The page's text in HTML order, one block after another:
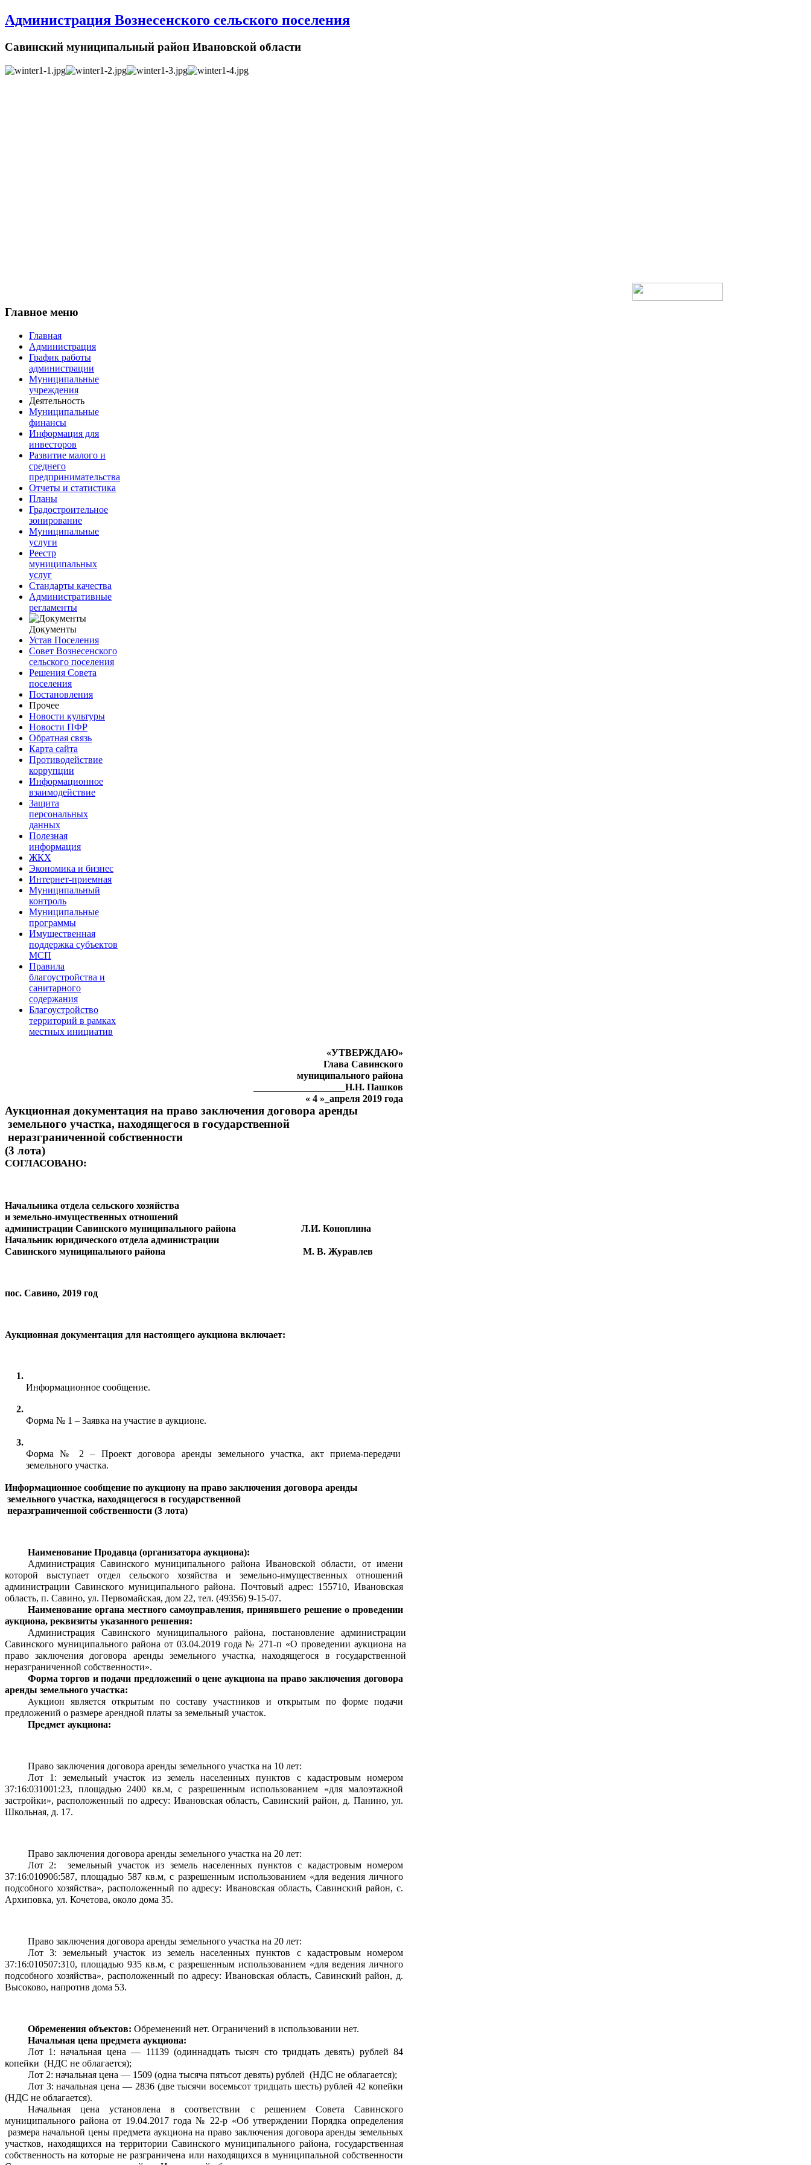
Администрация Вознесенского сельского поселения
Савинский муниципальный район Ивановской области
Главное меню
Главная
Администрация
График работы
администрации
Муниципальные
учреждения
Деятельность
Муниципальные
финансы
Информация для
инвесторов
Развитие малого и
среднего
предпринимательства
Отчеты и статистика
Планы
Градостроительное
зонирование
Муниципальные
услуги
Реестр
муниципальных
услуг
Стандарты качества
Административные
регламенты
Документы
Устав Поселения
Совет Вознесенского
сельского поселения
Решения Совета
поселения
Постановления
Прочее
Новости культуры
Новости ПФР
Обратная связь
Карта сайта
Противодействие
коррупции
Информационное
взаимодействие
Защита
персональных
данных
Полезная
информация
ЖКХ
Экономика и бизнес
Интернет-приемная
Муниципальный
контроль
Муниципальные
программы
Имущественная
поддержка субъектов
МСП
Правила
благоустройства и
санитарного
содержания
Благоустройство
территорий в рамках
местных инициатив
«УТВЕРЖДАЮ»
Глава Савинского
муниципального района
___________________Н.Н. Пашков
« 4 »_апреля 2019 года
Аукционная документация на право заключения договора аренды
земельного участка, находящегося в государственной
неразграниченной собственности
(3 лота)
СОГЛАСОВАНО:
Начальника отдела сельского хозяйства
и земельно-имущественных отношений
администрации Савинского муниципального района                           Л.И. Коноплина
Начальник юридического отдела администрации
Савинского муниципального района                                                         М. В. Журавлев
пос. Савино, 2019 год
Аукционная документация для настоящего аукциона включает:
Информационное сообщение.
Форма № 1 – Заявка на участие в аукционе.
Форма № 2 – Проект договора аренды земельного участка, акт приема-передачи
земельного участка.
Информационное сообщение по аукциону на право заключения договора аренды
земельного участка, находящегося в государственной
неразграниченной собственности (3 лота)
Наименование Продавца (организатора аукциона):
Администрация Савинского муниципального района Ивановской области, от имени
которой выступает отдел сельского хозяйства и земельно-имущественных отношений
администрации Савинского муниципального района. Почтовый адрес: 155710, Ивановская
область, п. Савино, ул. Первомайская, дом 22, тел. (49356) 9-15-07.
Наименование органа местного самоуправления, принявшего решение о проведении
аукциона, реквизиты указанного решения:
Администрация Савинского муниципального района, постановление администрации
Савинского муниципального района от 03.04.2019 года № 271-п «О проведении аукциона на
право заключения договора аренды земельного участка, находящегося в государственной
неразграниченной собственности».
Форма торгов и подачи предложений о цене аукциона на право заключения договора
аренды земельного участка:
Аукцион является открытым по составу участников и открытым по форме подачи
предложений о размере арендной платы за земельный участок.
Предмет аукциона:
Право заключения договора аренды земельного участка на 10 лет:
Лот 1: земельный участок из земель населенных пунктов с кадастровым номером
37:16:031001:23, площадью 2400 кв.м, с разрешенным использованием «для малоэтажной
застройки», расположенный по адресу: Ивановская область, Савинский район, д. Панино, ул.
Школьная, д. 17.
Право заключения договора аренды земельного участка на 20 лет:
Лот 2:  земельный участок из земель населенных пунктов с кадастровым номером
37:16:010906:587, площадью 587 кв.м, с разрешенным использованием «для ведения личного
подсобного хозяйства», расположенный по адресу: Ивановская область, Савинский район, с.
Архиповка, ул. Кочетова, около дома 35.
Право заключения договора аренды земельного участка на 20 лет:
Лот 3: земельный участок из земель населенных пунктов с кадастровым номером
37:16:010507:310, площадью 935 кв.м, с разрешенным использованием «для ведения личного
подсобного хозяйства», расположенный по адресу: Ивановская область, Савинский район, д.
Высоково, напротив дома 53.
Обременения объектов: Обременений нет. Ограничений в использовании нет.
Начальная цена предмета аукциона:
Лот 1: начальная цена — 11139 (одиннадцать тысяч сто тридцать девять) рублей 84
копейки  (НДС не облагается);
Лот 2: начальная цена — 1509 (одна тысяча пятьсот девять) рублей  (НДС не облагается);
Лот 3: начальная цена — 2836 (две тысячи восемьсот тридцать шесть) рублей 42 копейки
(НДС не облагается).
Начальная цена установлена в соответствии с решением Совета Савинского
муниципального района от 19.04.2017 года № 22-р «Об утверждении Порядка определения
размера начальной цены предмета аукциона на право заключения договора аренды земельных
участков, находящихся на территории Савинского муниципального района, государственная
собственность на которые не разграничена или находящихся в муниципальной собственности